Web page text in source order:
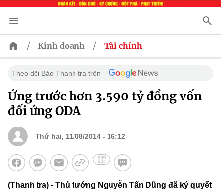
/ Kinh doanh / Tài chính
Theo dõi Báo Thanh tra trên
Ứng trước hơn 3.590 tỷ đồng vốn
đối ứng ODA
Thứ hai, 11/08/2014 - 16:12
(Thanh tra) - Thủ tướng Nguyễn Tấn Dũng đã ký quyết